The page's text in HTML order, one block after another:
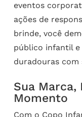
eventos
ações de
brinde, você
público infantil e
duradouras com
Sua Marca,
Momento
Com o Copo